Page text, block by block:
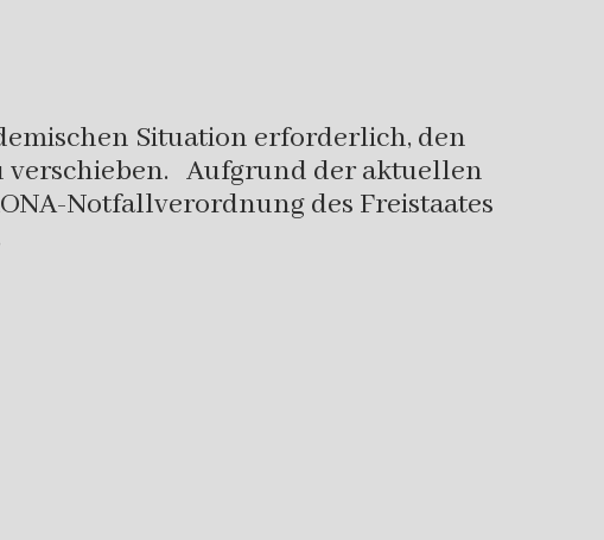
Situation erforderlich, den
verschieben. Aufgrund der aktuellen
Notfallverordnung des Freistaates